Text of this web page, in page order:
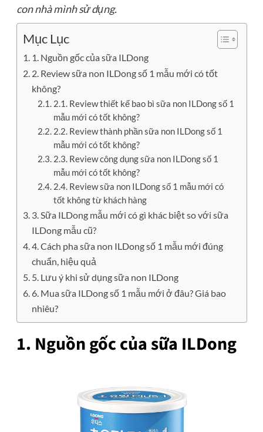
con nhà mình sử dụng.
Mục Lục
1. Nguồn gốc của sữa ILDong
2. Review sữa non ILDong số 1 mẫu mới có tốt
không?
2.1. Review thiết kế bao bì sữa non ILDong số 1
mẫu mới có tốt không?
2.2. Review thành phần sữa non ILDong số 1
mẫu mới có tốt không?
2.3. Review công dụng sữa non ILDong số 1
mẫu mới có tốt không?
2.4. Review sữa non ILDong số 1 mẫu mới có
tốt không từ khách hàng
3. Sữa ILDong mẫu mới có gì khác biệt so với sữa
ILDong mẫu cũ?
4. Cách pha sữa non ILDong số 1 mẫu mới đúng
chuẩn, hiệu quả
5. Lưu ý khi sử dụng sữa non ILDong
6. Mua sữa ILDong số 1 mẫu mới ở đâu? Giá bao
nhiêu?
1. Nguồn gốc của sữa ILDong